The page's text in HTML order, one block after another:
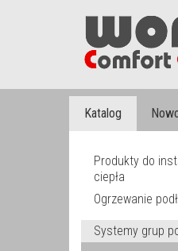
Katalog
Produkty do
ciepła
Ogrzewanie
Systemy grup